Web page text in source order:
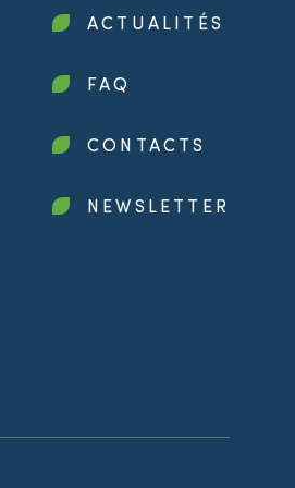
ACTUALITÉS
FAQ
CONTACTS
NEWSLETTER